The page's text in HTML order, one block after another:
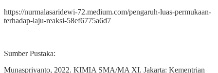
https://nurmalasaridewi-72.medium.com/pengaruh-luas-permukaan-
terhadap-laju-reaksi-58ef6775a6d7
Sumber Pustaka:
Munaspriyanto, 2022. KIMIA SMA/MA XI. Jakarta: Kementrian